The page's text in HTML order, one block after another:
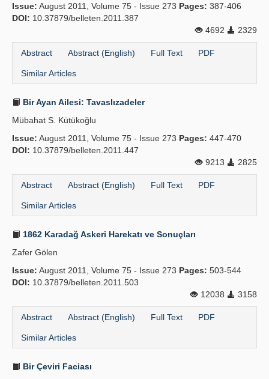
Issue: August 2011, Volume 75 - Issue 273 Pages: 387-406
DOI: 10.37879/belleten.2011.387
4692
2329
Abstract Abstract (English) Full Text PDF
Similar Articles
Bir Ayan Ailesi: Tavaslızadeler
Mübahat S. Kütükoğlu
Issue: August 2011, Volume 75 - Issue 273 Pages: 447-470
DOI: 10.37879/belleten.2011.447
9213
2825
Abstract Abstract (English) Full Text PDF
Similar Articles
1862 Karadağ Askeri Harekatı ve Sonuçları
Zafer Gölen
Issue: August 2011, Volume 75 - Issue 273 Pages: 503-544
DOI: 10.37879/belleten.2011.503
12038
3158
Abstract Abstract (English) Full Text PDF
Similar Articles
Bir Çeviri Faciası